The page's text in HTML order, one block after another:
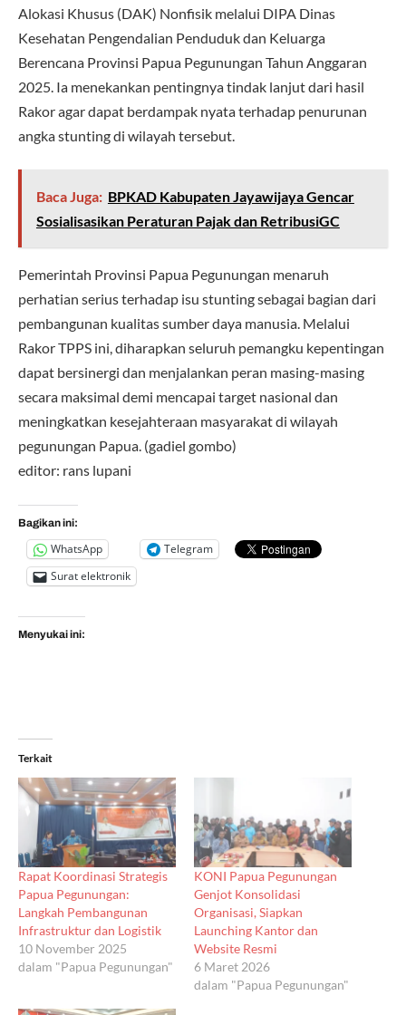
Alokasi Khusus (DAK) Nonfisik melalui DIPA Dinas
Kesehatan Pengendalian Penduduk dan Keluarga
Berencana Provinsi Papua Pegunungan Tahun Anggaran
2025. Ia menekankan pentingnya tindak lanjut dari hasil
Rakor agar dapat berdampak nyata terhadap penurunan
angka stunting di wilayah tersebut.
Baca Juga: BPKAD Kabupaten Jayawijaya Gencar
Sosialisasikan Peraturan Pajak dan RetribusiGC
Pemerintah Provinsi Papua Pegunungan menaruh
perhatian serius terhadap isu stunting sebagai bagian dari
pembangunan kualitas sumber daya manusia. Melalui
Rakor TPPS ini, diharapkan seluruh pemangku kepentingan
dapat bersinergi dan menjalankan peran masing-masing
secara maksimal demi mencapai target nasional dan
meningkatkan kesejahteraan masyarakat di wilayah
pegunungan Papua. (gadiel gombo)
editor: rans lupani
Bagikan ini:
WhatsApp
Telegram
Surat elektronik
Menyukai ini:
Terkait
Rapat Koordinasi Strategis
Papua Pegunungan:
Langkah Pembangunan
Infrastruktur dan Logistik
10 November 2025
dalam "Papua Pegunungan"
KONI Papua Pegunungan
Genjot Konsolidasi
Organisasi, Siapkan
Launching Kantor dan
Website Resmi
6 Maret 2026
dalam "Papua Pegunungan"